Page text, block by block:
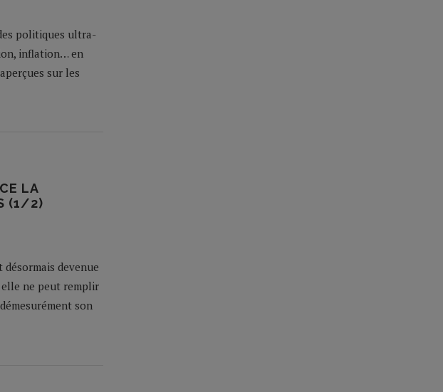
politiques ultra-
inflation… en
sur les
LA
(1/2)
désormais devenue
elle ne peut remplir
son